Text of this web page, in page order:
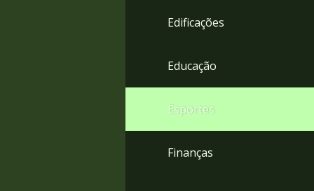
Edificações
Educação
Esportes
Finanças